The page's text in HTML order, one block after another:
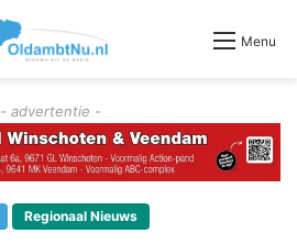
Menu
- advertentie -
Regionaal Nieuws